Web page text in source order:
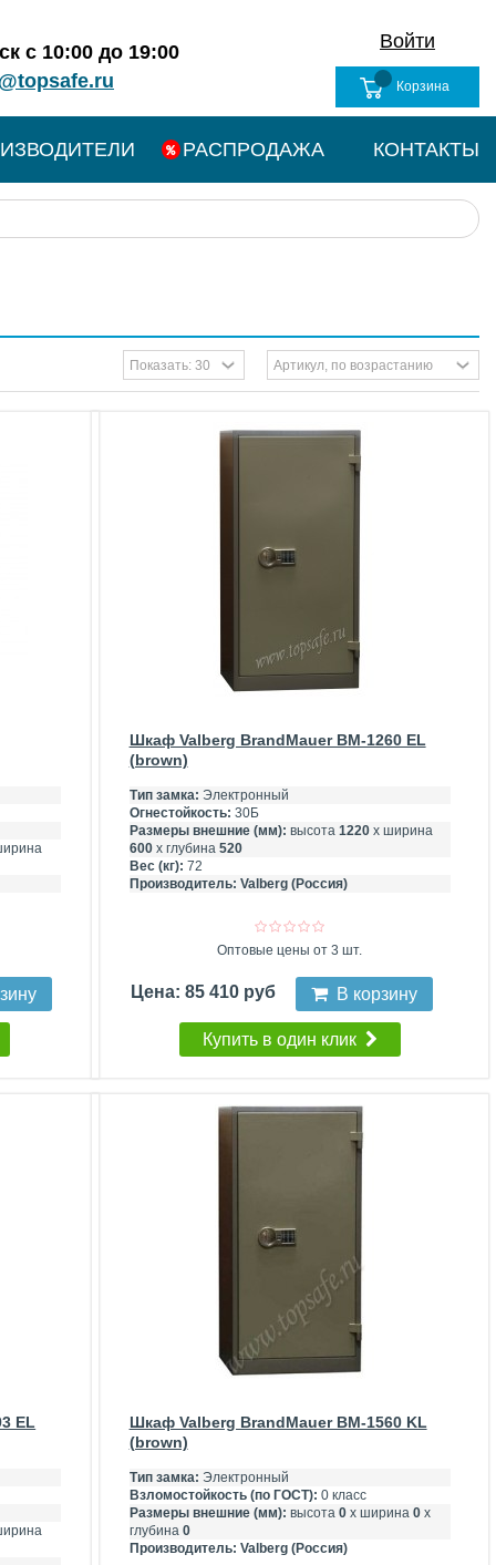
Войти
Корзина
с 10:00 до 19:00
РАСПРОДАЖА КОНТАКТЫ
Шкаф Valberg BrandMauer BM-1260 EL
(brown)
Тип замка: Электронный
Огнестойкость: 30Б
Размеры внешние (мм): высота 1220х ширина
600х глубина 520
Вес (кг): 72
Производитель: Valberg (Россия)
Оптовые цены от 3 шт.
Цена: 85 410 руб В корзину
Купить в один клик
EL
Шкаф Valberg BrandMauer BM-1560 KL
(brown)
Тип замка: Электронный
Взломостойкость (по ГОСТ): 0 класс
Размеры внешние (мм): высота 0х ширина 0х
глубина 0
Производитель: Valberg (Россия)